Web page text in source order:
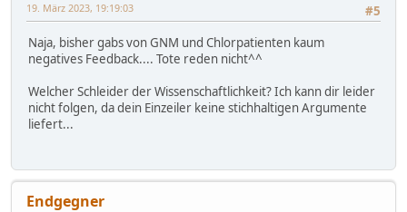
#5
19. März 2023, 19:19:03
Naja, bisher gabs von GNM und Chlorpatienten kaum
negatives Feedback.... Tote reden nicht^^
Welcher Schleider der Wissenschaftlichkeit? Ich kann dir leider
nicht folgen, da dein Einzeiler keine stichhaltigen Argumente
liefert...
Endgegner